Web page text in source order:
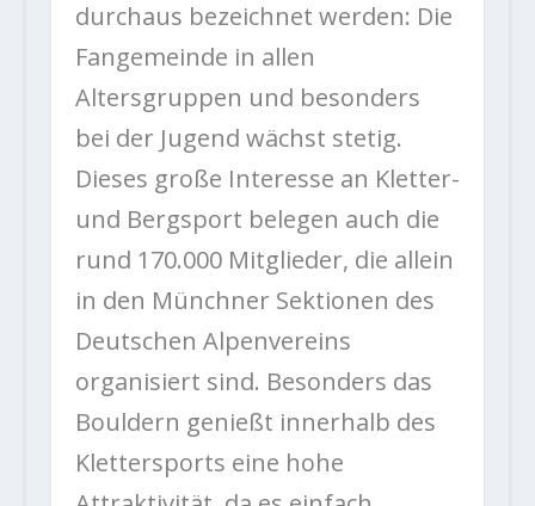
durchaus bezeichnet werden: Die
Fangemeinde in allen
Altersgruppen und besonders
bei der Jugend wächst stetig.
Dieses große Interesse an Kletter-
und Bergsport belegen auch die
rund 170.000 Mitglieder, die allein
in den Münchner Sektionen des
Deutschen Alpenvereins
organisiert sind. Besonders das
Bouldern genießt innerhalb des
Klettersports eine hohe